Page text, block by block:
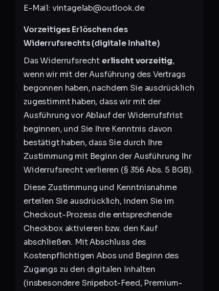
E-Mail: vintagelab@outlook.de
Vorzeitiges Erlöschen des
Widerrufsrechts (digitale Inhalte)
Das Widerrufsrecht erlischt vorzeitig,
wenn wir mit der Ausführung des Vertrags
begonnen haben, nachdem Sie ausdrücklich
zugestimmt haben, dass wir mit der
Ausführung vor Ablauf der Widerrufsfrist
beginnen, und Sie Ihre Kenntnis davon
bestätigt haben, dass Sie durch Ihre
Zustimmung mit Beginn der Ausführung Ihr
Widerrufsrecht verlieren (§ 356 Abs. 5 BGB).
Diese Zustimmung und Kenntnisnahme
erteilen Sie ausdrücklich, indem Sie im
Checkout-Prozess die entsprechende
Checkbox aktivieren bzw. den Kauf
abschließen. Mit Abschluss des
Kostenpflichtigen Abos und Beginn des
Zugangs zu den digitalen Inhalten
(insbesondere Snipebot-Feed, Premium-